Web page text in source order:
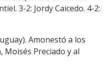
3-2: Jordy Caicedo. 4-2:
Amonestó a los
Moisés Preciado y al